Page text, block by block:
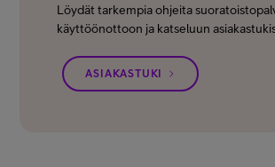
Löydät tarkempia ohjeita
käyttöönottoon ja katseluun
ASIAKASTUKI